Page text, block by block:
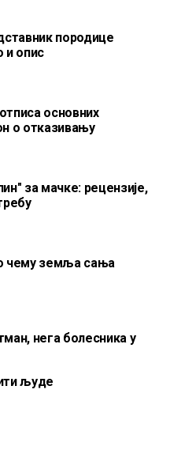
породице
и опис
основних
о отказивању
за мачке: рецензије,
чему земља сања
нега болесника у
људе